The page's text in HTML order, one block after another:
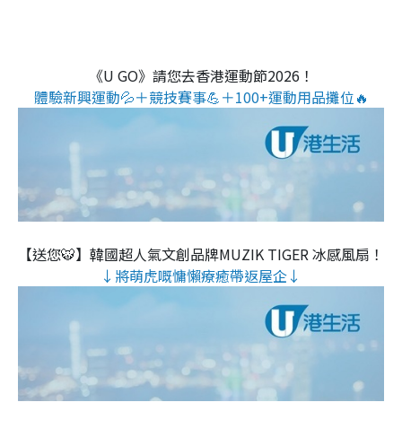
《U GO》請您去香港運動節2026！
體驗新興運動💦＋競技賽事💪＋100+運動用品攤位🔥
【送您🐯】韓國超人氣文創品牌MUZIK TIGER 冰感風扇！
↓將萌虎嘅慵懶療癒帶返屋企↓